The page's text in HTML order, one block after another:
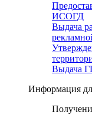
ИСОГД
Выдача
Выдача
Информация